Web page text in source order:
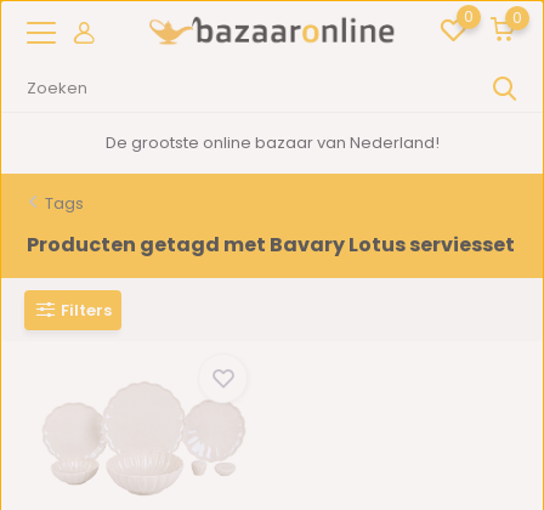
0 0
De grootste online bazaar van Nederland!
Tags
Producten getagd met Bavary Lotus serviesset
Filters